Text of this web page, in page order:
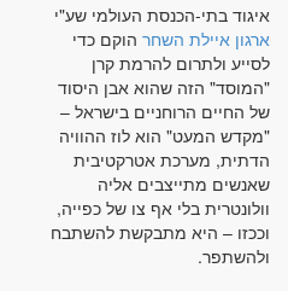
איגוד בתי-הכנסת העולמי שע"י
ארגון איילת השחר הוקם כדי
לסייע ולתרום להרמת קרן
"המוסד" הזה שהוא אבן היסוד
של החיים הרוחניים בישראל –
"מקדש המעט" הוא לוז ההוויה
הדתית, מערכת אטרקטיבית
שאנשים מתייצבים אליה
וולונטרית בלי אף צו של כפייה,
וככזו – היא מתבקשת להשתבח
ולהשתפר.